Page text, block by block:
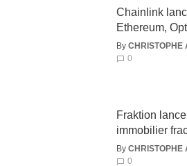
Chainlink
Ethereum,
By CHRISTOPHE
0
Fraktion
immobilier
By CHRISTOPHE
0